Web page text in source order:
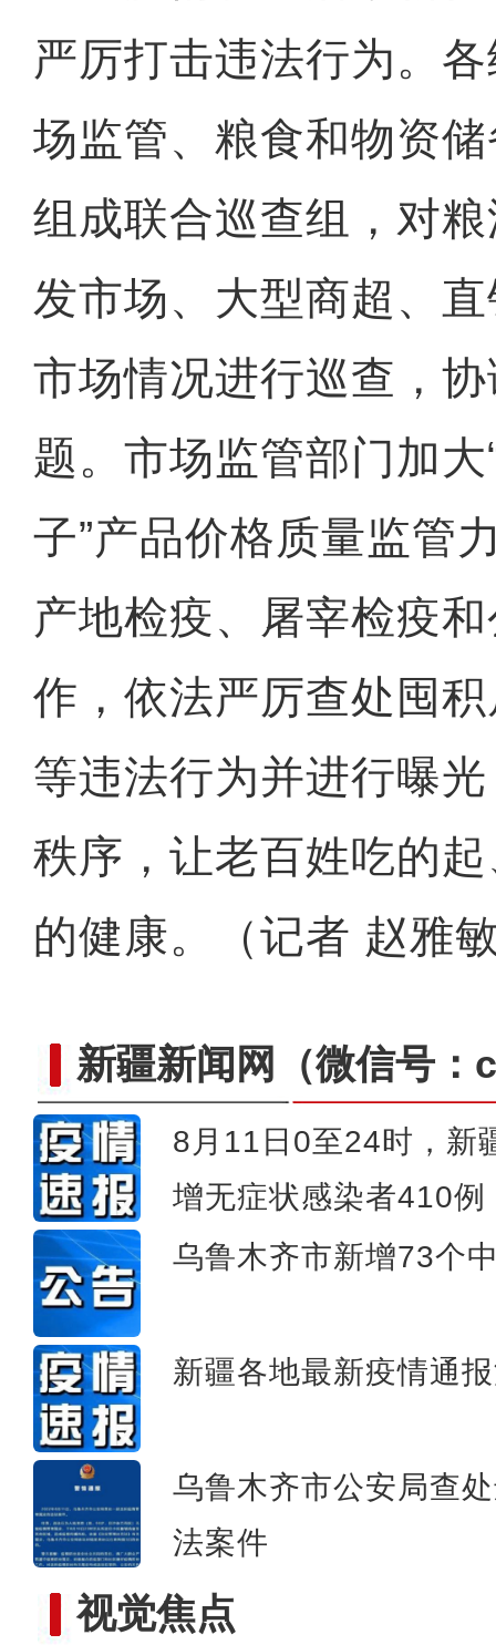
严厉打击违法行为。
场监管、粮食和物资
组成联合巡查组，对
发市场、大型商超、
市场情况进行巡查，
题。市场监管部门加大
子”产品价格质量监管
产地检疫、屠宰检疫
作，依法严厉查处囤
等违法行为并进行曝
秩序，让老百姓吃的
的健康。（记者 赵雅
新疆新闻网 （微信号
8月11日0至24时，新
增无症状感染者410例
乌鲁木齐市新增73个
新疆各地最新疫情通
乌鲁木齐市公安局查
法案件
视觉焦点
新疆：阳性感染者仍处高
新疆：本轮疫情发现4条传